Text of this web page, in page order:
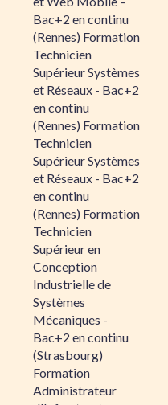
Bac+2 en continu
(Rennes) Formation
Technicien
Supérieur Systèmes
et Réseaux - Bac+2
en continu
(Rennes) Formation
Technicien
Supérieur Systèmes
et Réseaux - Bac+2
en continu
(Rennes) Formation
Technicien
Supérieur en
Conception
Industrielle de
Systèmes
Mécaniques -
Bac+2 en continu
(Strasbourg)
Formation
Administrateur